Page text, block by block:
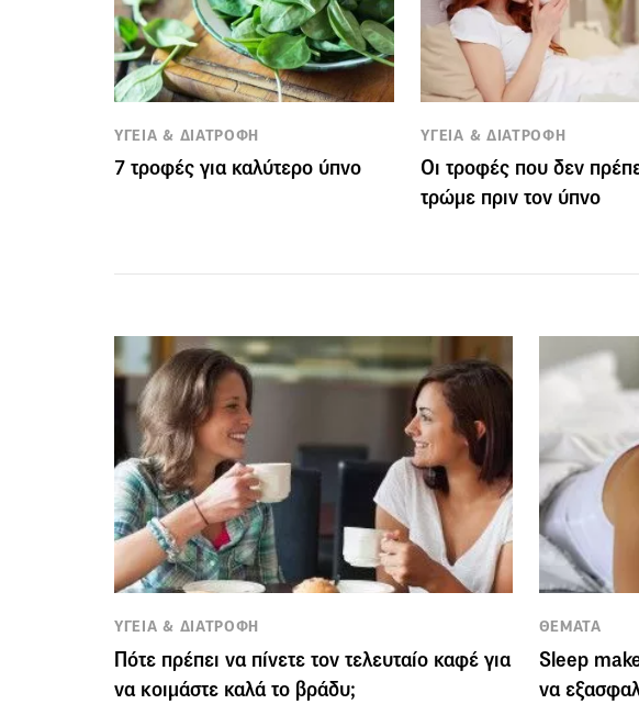
ΥΓΕΙΑ & ΔΙΑΤΡΟΦΗ
7 τροφές για καλύτερο ύπνο
ΥΓΕΙΑ & ΔΙΑΤΡΟΦΗ
Οι τροφές που δεν
τρώμε πριν τον ύπνο
ΥΓΕΙΑ & ΔΙΑΤΡΟΦΗ
Πότε πρέπει να πίνετε τον τελευταίο καφέ για
να κοιμάστε καλά το βράδυ;
ΘΕΜΑΤΑ
Sleep
να